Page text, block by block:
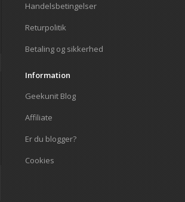
Handelsbetingelser
Returpolitik
Betaling og sikkerhed
Information
Geekunit Blog
Affiliate
Er du blogger?
Cookies